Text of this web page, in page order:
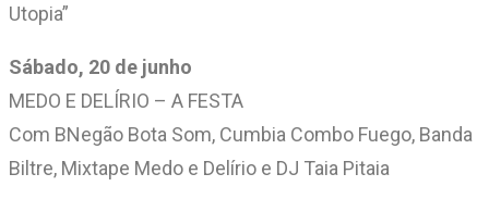
Utopia”
Sábado, 20 de junho
MEDO E DELÍRIO – A FESTA
Com BNegão Bota Som, Cumbia Combo Fuego, Banda
Biltre, Mixtape Medo e Delírio e DJ Taia Pitaia